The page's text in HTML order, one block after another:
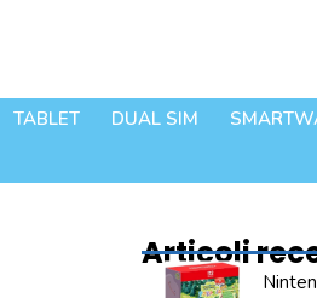
TABLET DUAL SIM
Articoli